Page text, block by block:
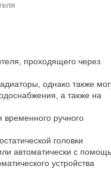
проходящего через
однако также
а также на
временного ручного
головки
автоматически с
устройства